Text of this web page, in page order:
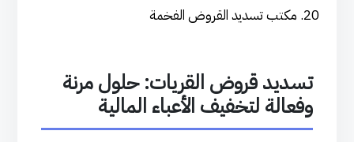
مكتب تسديد القروض الفخمة
تسديد قروض القريات: حلول مرنة
وفعالة لتخفيف الأعباء المالية